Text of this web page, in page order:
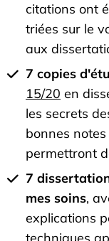
citations ont
triées sur le
aux
7 copies
15/20 en
les secrets
bonnes
permettront
7
mes soins,
explications